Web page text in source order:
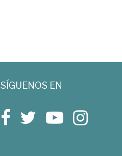
SÍGUENOS EN